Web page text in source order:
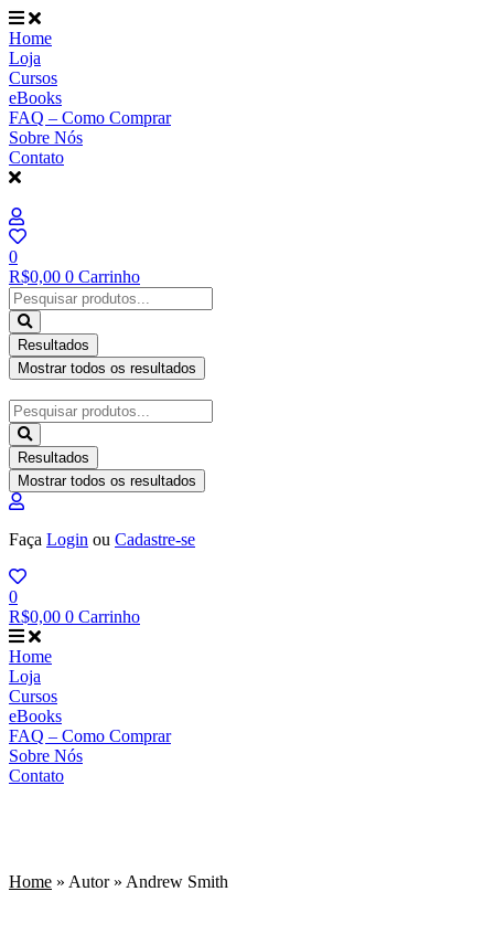
Ir
para
o
conteúdo
Home
Loja
Cursos
eBooks
FAQ – Como Comprar
Sobre Nós
Contato
0
R$0,00 0 Carrinho
Pesquisar
...
Resultados
Mostrar todos os resultados
Pesquisar
...
Resultados
Mostrar todos os resultados
Faça Login ou Cadastre-se
0
R$0,00 0 Carrinho
Home
Loja
Cursos
eBooks
FAQ – Como Comprar
Sobre Nós
Contato
Home » Autor» Andrew Smith